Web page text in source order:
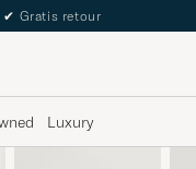
Luxury